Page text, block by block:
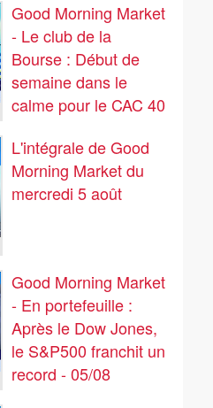
Good Morning Market
- Le club de la
Bourse : Début de
semaine dans le
calme pour le CAC 40
L'intégrale de Good
Morning Market du
mercredi 5 août
Good Morning Market
- En portefeuille :
Après le Dow Jones,
le S&P500 franchit un
record - 05/08